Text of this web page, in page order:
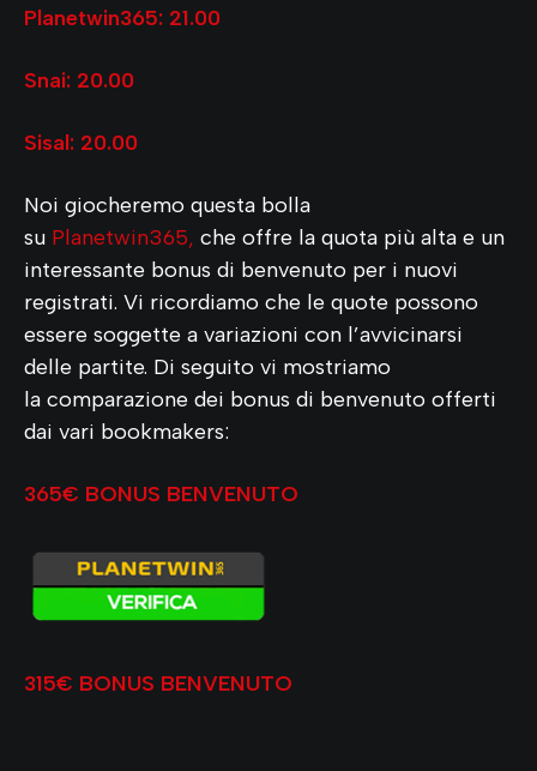
Planetwin365: 21.00
Snai: 20.00
Sisal: 20.00
Noi giocheremo questa bolla
su Planetwin365, che offre la quota più alta e un
interessante bonus di benvenuto per i nuovi
registrati. Vi ricordiamo che le quote possono
essere soggette a variazioni con l’avvicinarsi
delle partite. Di seguito vi mostriamo
la comparazione dei bonus di benvenuto offerti
dai vari bookmakers:
365€ BONUS BENVENUTO
315€ BONUS BENVENUTO